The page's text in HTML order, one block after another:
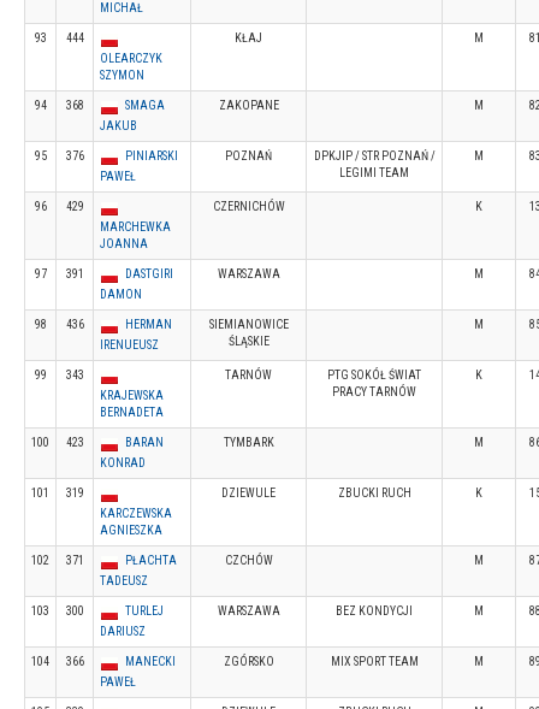
MICHAŁ
93
444
OLEARCZYK
SZYMON
KŁAJ M
94 368
SMAGA
JAKUB
ZAKOPANE M
95 376
PINIARSKI
PAWEŁ
POZNAŃ
DPKJIP / STR POZNAŃ /
LEGIMI TEAM
M
96
429
MARCHEWKA
JOANNA
CZERNICHÓW K
97 391
DASTGIRI
DAMON
WARSZAWA M
98 436
HERMAN
IRENUEUSZ
SIEMIANOWICE
ŚLĄSKIE
M
99
343
KRAJEWSKA
BERNADETA
TARNÓW
PTG SOKÓŁ ŚWIAT
PRACY TARNÓW
K
100 423
BARAN
KONRAD
TYMBARK M
101
319
KARCZEWSKA
AGNIESZKA
DZIEWULE ZBUCKI RUCH K
102 371
PŁACHTA
TADEUSZ
CZCHÓW M
103 300
TURLEJ
DARIUSZ
WARSZAWA BEZ KONDYCJI M
104 366
MANECKI
PAWEŁ
ZGÓRSKO MIX SPORT TEAM M